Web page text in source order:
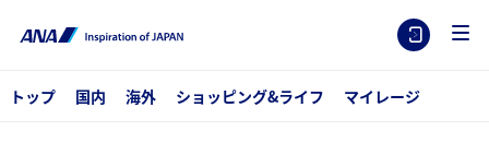
トップ 国内 海外 ショッピング&ライフ マイレージ